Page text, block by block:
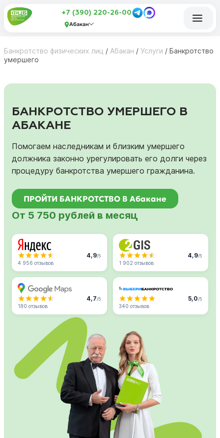
+7 (390) 220-26-00
Абакан
Банкротство физических лиц / Абакан / Услуги / Банкротство
умершего
БАНКРОТСТВО УМЕРШЕГО В
АБАКАНЕ
Помогаем наследникам и близким умершего
должника законно урегулировать его долги через
процедуру банкротства умершего гражданина.
ПРОЙТИ БАНКРОТСТВО В Абакане
От 5 750 рублей в месяц
4,9/5
4 956 отзывов
4,9/5
1 902 отзывов
4,7/5
180 отзывов
5,0/5
340 отзывов